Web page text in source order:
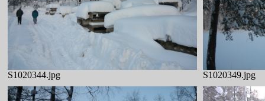
S1020344.jpg S1020349.jpg